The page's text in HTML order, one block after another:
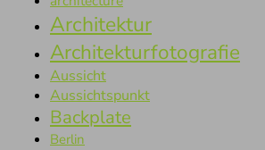
Architektur
Architekturfotografie
Aussicht
Aussichtspunkt
Backplate
Berlin